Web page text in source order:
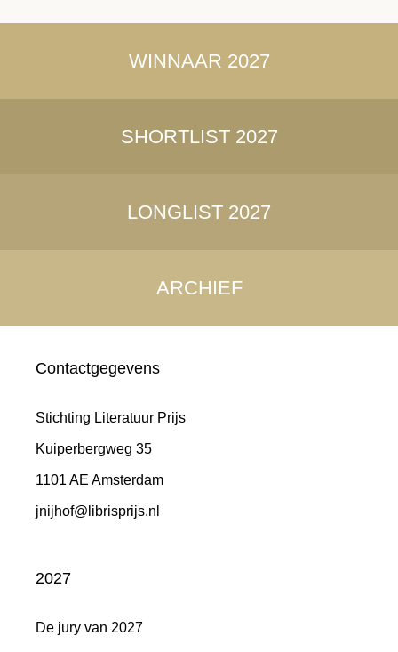
WINNAAR 2027
SHORTLIST 2027
LONGLIST 2027
ARCHIEF
Contactgegevens
Stichting Literatuur Prijs
Kuiperbergweg 35
1101 AE Amsterdam
jnijhof@librisprijs.nl
2027
De jury van 2027